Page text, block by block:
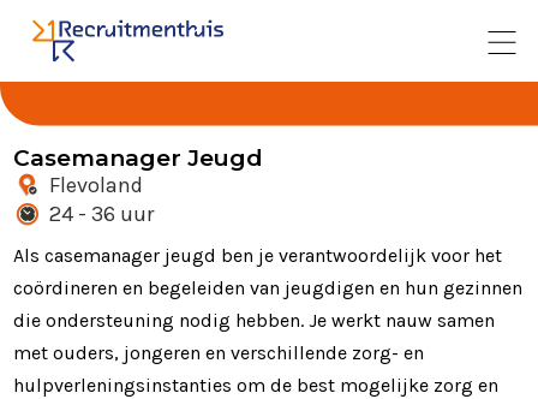
Casemanager Jeugd
Flevoland
24 - 36 uur
Als casemanager jeugd ben je verantwoordelijk voor het
coördineren en begeleiden van jeugdigen en hun gezinnen
die ondersteuning nodig hebben. Je werkt nauw samen
met ouders, jongeren en verschillende zorg- en
hulpverleningsinstanties om de best mogelijke zorg en